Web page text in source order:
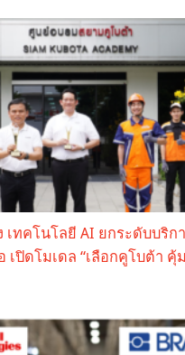
เทคโนโลยี AI ยกระดับบริก
เปิดโมเดล “เลือกคูโบต้า คุ้